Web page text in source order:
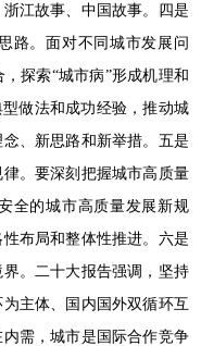
江故事、中国故事。四是
路。面对不同城市发展问
探索“城市病”形成机理和
做法和成功经验，推动城
、新思路和新举措。五是
。要深刻把握城市高质量
全的城市高质量发展新规
布局和整体性推进。六是
。二十大报告强调，坚持
主体、国内国外双循环互
需，城市是国际合作竞争